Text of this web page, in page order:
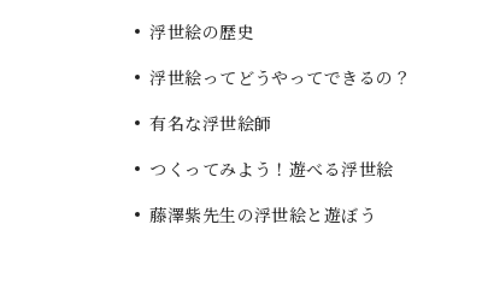
浮世絵の歴史
浮世絵ってどうやってできるの？
有名な浮世絵師
つくってみよう！遊べる浮世絵
藤澤紫先生の浮世絵と遊ぼう